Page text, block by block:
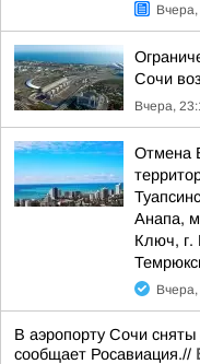
Сочи
Вчера,
Анапа,
Ключ, г.
В аэропорту Сочи сняты
сообщает Росавиация.//